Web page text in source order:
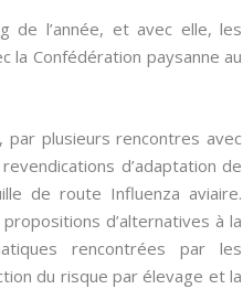
de l’année, et avec elle, les
la Confédération paysanne au
par plusieurs rencontres avec
d’adaptation de
de route Influenza aviaire.
d’alternatives à la
rencontrées par les
du risque par élevage et la